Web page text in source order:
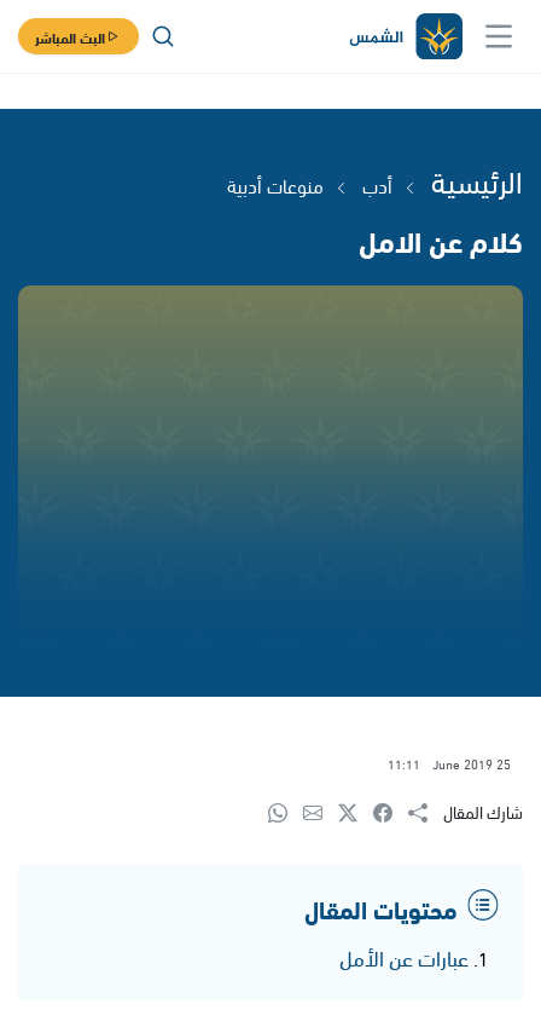
البث المباشر
الرئيسية أدب منوعات أدبية
كلام عن الامل
25 June 2019
11:11
شارك المقال
محتويات المقال
عبارات عن الأمل